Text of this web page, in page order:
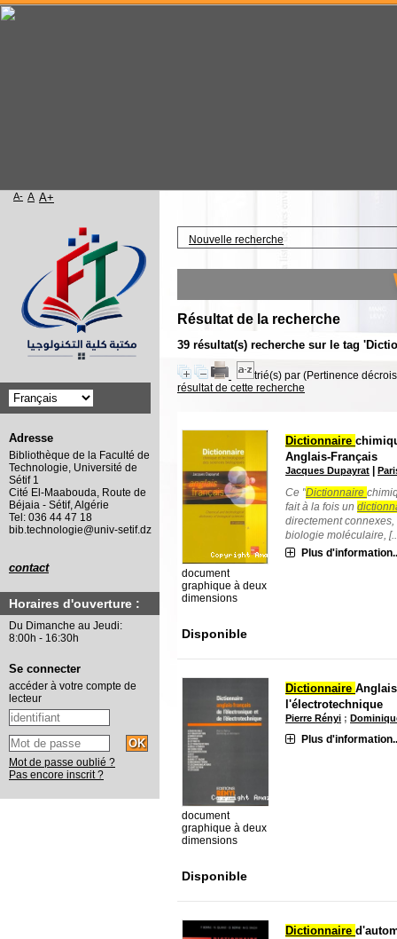
Nouvelle recherche
Résultat de la recherche
39 résultat(s) recherche sur le tag
trié(s) par (Pertinence
résultat de cette recherche
document
graphique à deux
dimensions
Dictionnaire
Anglais-Français
Jacques Dupayrat |
Ce "Dictionnaire
fait à la fois un
directement
biologie moléculaire,
Plus
Disponible
document
graphique à deux
dimensions
Dictionnaire
l'électrotechnique
Pierre Rényi ;
Plus
Disponible
Dictionnaire
Accueil
A- A A+
Adresse
Bibliothèque de la Faculté de
Technologie, Université de
Sétif 1
Cité El-Maabouda, Route de
Béjaia - Sétif, Algérie
Tel: 036 44 47 18
bib.technologie@univ-setif.dz
contact
Horaires d'ouverture :
Du Dimanche au Jeudi:
8:00h - 16:30h
Se connecter
accéder à votre compte de
lecteur
Mot de passe oublié ?
Pas encore inscrit ?